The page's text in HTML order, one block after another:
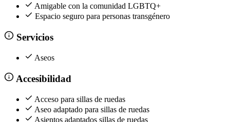
Amigable con la comunidad LGBTQ+
Espacio seguro para personas transgénero
Servicios
Aseos
Accesibilidad
Acceso para sillas de ruedas
Aseo adaptado para sillas de ruedas
Asientos adaptados sillas de ruedas